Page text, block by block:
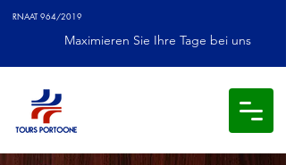
RNAAT 964/2019
Maximieren Sie Ihre Tage bei uns